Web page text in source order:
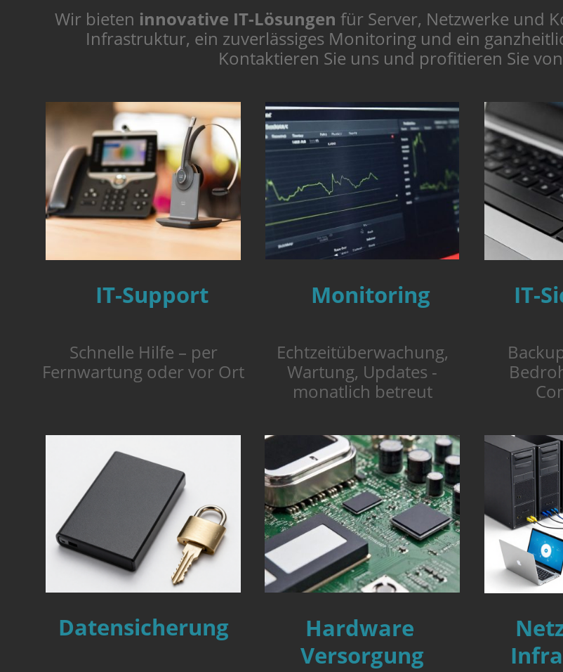
Wir bieten innovative IT-Lösungen für Server, Netzwerke und
Infrastruktur, ein zuverlässiges Monitoring und ein
Kontaktieren Sie uns und profitieren Sie
IT-Support
Schnelle Hilfe – per
Fernwartung oder vor Ort
Monitoring
Echtzeitüberwachung,
Wartung, Updates -
monatlich betreut
IT-
Datensicherung
Hardware
Versorgung